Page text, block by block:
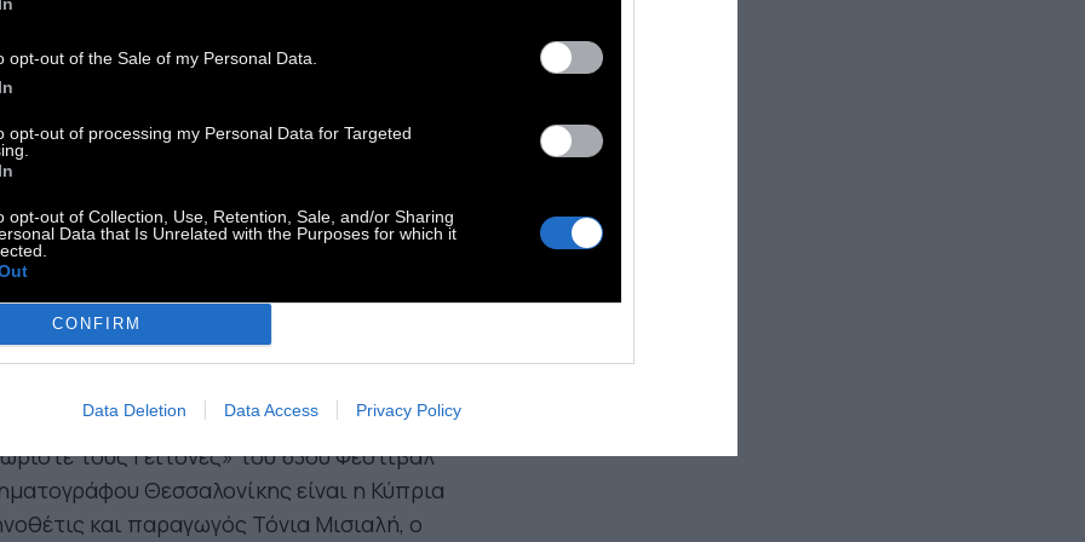
opt-out of the Sale of my Personal Data.
opt-out of processing my Personal Data for Targeted
opt-out of Collection, Use, Retention, Sale, and/or Sharing
Data that Is Unrelated with the Purposes for which it
CONFIRM
Data Deletion Data Access Privacy Policy
Χάλκινος Αλέξανδρος: «Σχέδιο 75» της
Χαγιακάουα
Kαλλιτεχνικής Eπίτευξης - Σεναρίου: «Το
Ανδρικής Ερμηνείας: Ρεινάλντο Αμιέν
(Εχω Ηλεκτρισμένα Ονειρα)
Γυναικείας Ερμηνείας: Ρόζι Μακ
για το «Blue Jean» της Τζόρτζια Οκλεϊ
Μνεία Διεθνές
«Νάρκωση» του Μαρτάιν ντε Γιονγκ
μέλη της Επιτροπής του Διαγωνιστικού
τους Γείτονες» του 63ου Φεστιβάλ
Θεσσαλονίκης είναι η Κύπρια
και παραγωγός Τόνια Μισιαλή, ο